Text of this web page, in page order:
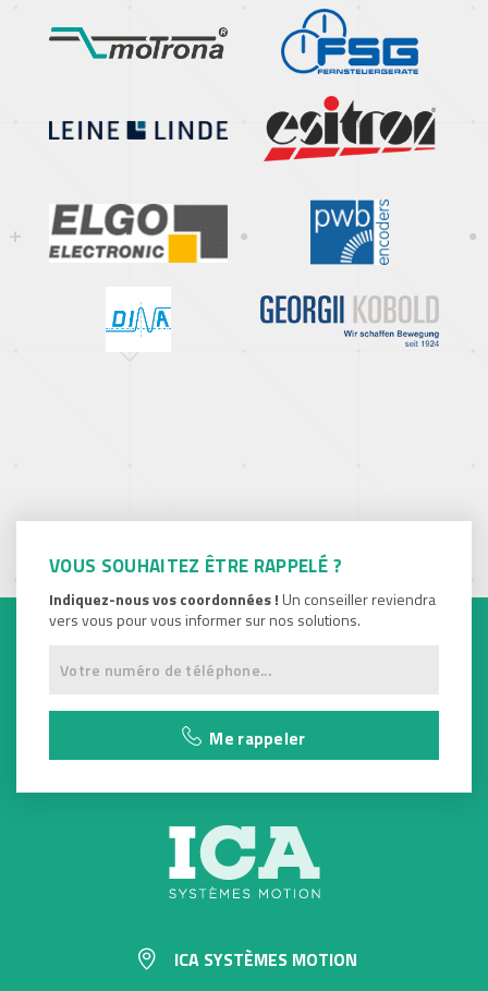
VOUS SOUHAITEZ ÊTRE RAPPELÉ ?
Indiquez-nous vos coordonnées ! Un conseiller reviendra
vers vous pour vous informer sur nos solutions.
Me rappeler
ICA SYSTÈMES MOTION